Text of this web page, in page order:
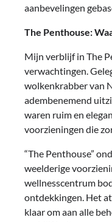
aanbevelingen
The Penthouse:
Mijn verblijf in The
verwachtingen.
wolkenkrabber van
adembenemend
waren ruim en
voorzieningen die
“The Penthouse”
weelderige
wellnesscentrum
ontdekkingen. Het
klaar om aan alle